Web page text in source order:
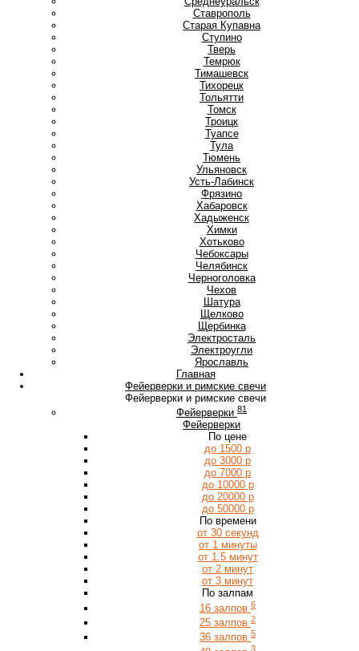
Ставрополь
Старая Купавна
Ступино
Тверь
Темрюк
Тимашевск
Тихорецк
Тольятти
Томск
Троицк
Туапсе
Тула
Тюмень
Ульяновск
Усть-Лабинск
Фрязино
Хабаровск
Хадыженск
Химки
Хотьково
Чебоксары
Челябинск
Черноголовка
Чехов
Шатура
Щелково
Щербинка
Электросталь
Электроугли
Ярославль
Главная
Фейерверки и римские свечи
Фейерверки и римские свечи
Фейерверки 81
Фейерверки
По цене
до 1500 р
до 3000 р
до 7000 р
до 10000 р
до 20000 р
до 50000 р
По времени
от 30 секунд
от 1 минуты
от 1.5 минут
от 2 минут
от 3 минут
По залпам
16 залпов 6
25 залпов 2
36 залпов 5
3